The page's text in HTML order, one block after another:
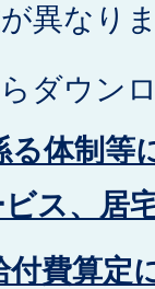
異なり
ダウン
る体制等
ビス、居
付費算